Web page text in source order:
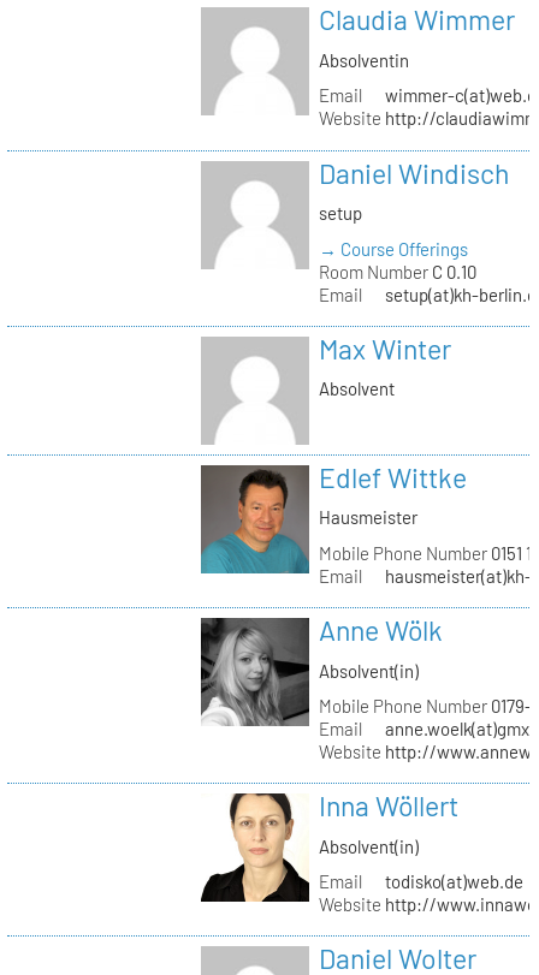
Claudia Wimmer
Absolventin
Email
wimmer-
Website http://
Daniel Windisch
setup
→ Course Offerings
Room NumberC 0.10
Email
setup(at)kh-
Max Winter
Absolvent
Edlef Wittke
Hausmeister
Mobile Phone Number0151
Email
hausmeister(at)kh-
Anne Wölk
Absolvent(in)
Mobile Phone Number0179-
Email
Website http://
Inna Wöllert
Absolvent(in)
Email
todisko(at)web.de
Website http://
Daniel Wolter